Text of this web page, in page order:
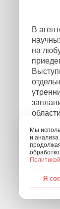
В
на
будет
Мы
и
Я